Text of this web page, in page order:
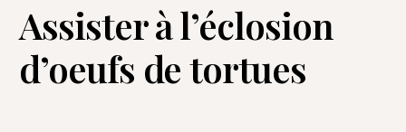
Assister à l’éclosion
d’oeufs de tortues